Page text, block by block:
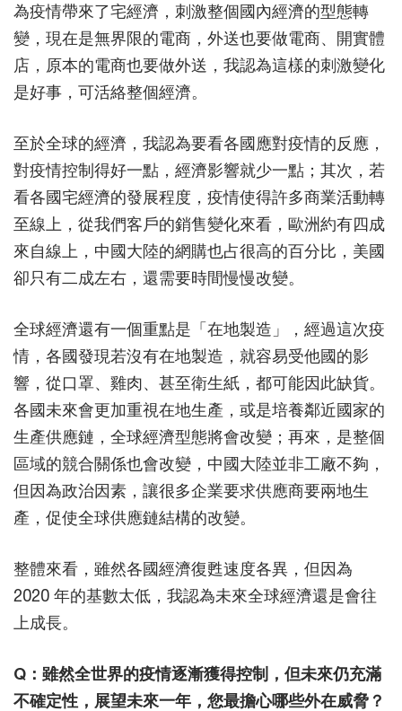
為疫情帶來了宅經濟，刺激整個國內經濟的型態轉
變，現在是無界限的電商，外送也要做電商、開實體
店，原本的電商也要做外送，我認為這樣的刺激變化
是好事，可活絡整個經濟。
至於全球的經濟，我認為要看各國應對疫情的反應，
對疫情控制得好一點，經濟影響就少一點；其次，若
看各國宅經濟的發展程度，疫情使得許多商業活動轉
至線上，從我們客戶的銷售變化來看，歐洲約有四成
來自線上，中國大陸的網購也占很高的百分比，美國
卻只有二成左右，還需要時間慢慢改變。
全球經濟還有一個重點是「在地製造」，經過這次疫
情，各國發現若沒有在地製造，就容易受他國的影
響，從口罩、雞肉、甚至衛生紙，都可能因此缺貨。
各國未來會更加重視在地生產，或是培養鄰近國家的
生產供應鏈，全球經濟型態將會改變；再來，是整個
區域的競合關係也會改變，中國大陸並非工廠不夠，
但因為政治因素，讓很多企業要求供應商要兩地生
產，促使全球供應鏈結構的改變。
整體來看，雖然各國經濟復甦速度各異，但因為
2020 年的基數太低，我認為未來全球經濟還是會往
上成長。
Q：雖然全世界的疫情逐漸獲得控制，但未來仍充滿
不確定性，展望未來一年，您最擔心哪些外在威脅？